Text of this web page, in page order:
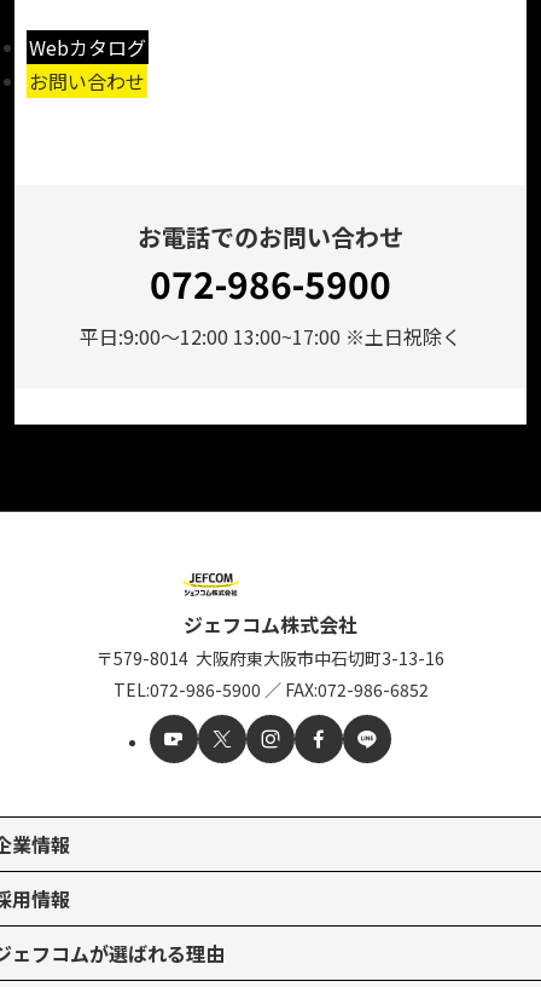
Webカタログ
お問い合わせ
お電話でのお問い合わせ
072-986-5900
平日:9:00～12:00 13:00~17:00 ※土日祝除く
ジェフコム株式会社
〒579-8014 大阪府東大阪市中石切町3-13-16
TEL:072-986-5900 ／ FAX:072-986-6852
業情報
用情報
ェフコムが選ばれる理由